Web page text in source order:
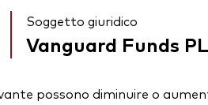
Soggetto giuridico
Vanguard Funds
possono diminuire o